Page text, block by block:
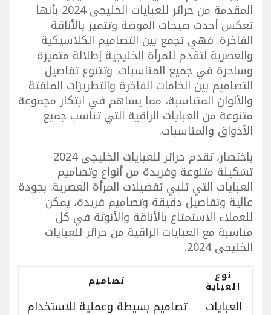
المقدمة من حرائر للعبايات الخليجى 2024 بأنها
تعكس أحدث صيحات الموضة وتتميز بالأناقة
الفاخرة. فهي تجمع بين التصاميم الكلاسيكية
والعصرية لتقدم للمرأة الخليجية إطلالة متميزة
وساحرة في جميع المناسبات. وتتنوع تفاصيل
التصاميم بين الخامات الفاخرة والتطريزات الملفتة
والألوان المتناسبة، مما يساهم في ابتكار مجموعة
متنوعة من العبايات الراقية التي تناسب جميع
الأذواق والمناسبات.
باختصار، تقدم حرائر للعبايات الخليجى 2024
تشكيلة متنوعة وفريدة من أنواع وتصاميم
العبايات التي تلبي تفضيلات المرأة العصرية. بجودة
عالية وتفاصيل دقيقة وتصاميم فريدة، يمكن
للعملاء الاستمتاع بالأناقة والأنوثة في كل
مناسبة مع العبايات الراقية من حرائر للعبايات
الخليجى 2024.
نوع
العباية تصاميم
العبايات تصاميم بسيطة وعملية للاستخدام